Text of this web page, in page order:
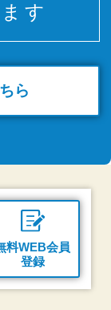
す
ら
料WEB会員
登録